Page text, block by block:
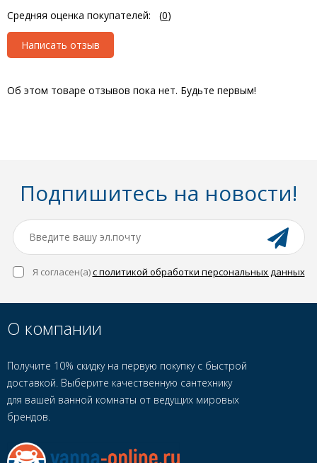
Средняя оценка покупателей: (0)
Написать отзыв
Об этом товаре отзывов пока нет. Будьте первым!
Подпишитесь на новости!
Я согласен(a)с политикой обработки персональных данных
О компании
Получите 10% скидку на первую покупку с быстрой
доставкой. Выберите качественную сантехнику
для вашей ванной комнаты от ведущих мировых
брендов.